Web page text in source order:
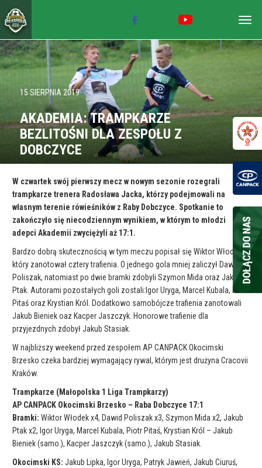
15 SIERPNIA 2019
AKADEMIA: TRAMPKARZE
BEZLITOŚNI DLA ZESPOŁU Z
DOBCZYCE
W czwartek swój pierwszy mecz w nowym sezonie rozegrali
trampkarze trenera Radosława Jacka, którzy podejmowali na
własnym terenie rówieśników z Raby Dobczyce. Spotkanie to
zakończyło się niecodziennym wynikiem, w którym to młodzi
adepci Akademii zwyciężyli aż 17:1.
Bardzo dobrą skutecznością w tym meczu popisał się Wiktor Włodek,
który zanotował cztery trafienia. O jednego gola mniej zaliczył Dawid
Poliszak, natomiast po dwie bramki zdobyli Szymon Mida oraz Jakub
Ptak. Autorami pozostałych goli zostali:Igor Uryga, Marcel Kubala, Piotr
Pitaś oraz Krystian Król. Dodatkowo samobójcze trafienia zanotowali
Jakub Bieniek oaz Kacper Jaszczyk. Honorowe trafienie dla
przyjezdnych zdobył Jakub Stasiak.
W najbliższy weekend przed zespołem AP CANPACK Okocimski
Brzesko czeka bardziej wymagający rywal, którym jest drużyna Cracovii
Kraków.
Trampkarze (Małopolska 1 Liga Trampkarzy)
AP CANPACK Okocimski Brzesko – Raba Dobczyce 17:1
Bramki: Wiktor Włodek x4, Dawid Poliszak x3, Szymon Mida x2, Jakub
Ptak x2, Igor Uryga, Marcel Kubala, Piotr Pitaś, Krystian Król – Jakub
Bieniek (samo.), Kacper Jaszczyk (samo.), Jakub Stasiak.
Okocimski KS: Jakub Lipka, Igor Uryga, Patryk Jawień, Jakub Ciuruś,